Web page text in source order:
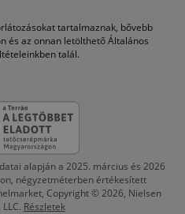
tartalmaznak, bővebb
és az onnan letölthető Általános
talál.
alapján a 2025. március és 2026
négyzetméterben értékesített
Copyright © 2026, Nielsen
Részletek